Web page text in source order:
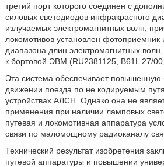
третий порт которого соединен с
силовых светодиодов инфракрасного
излучаемых электромагнитных волн,
локомотивов установлен фотоприемник
диапазона длин электромагнитных
к бортовой ЭВМ (RU2381125, B61L 27/
Эта система обеспечивает повышенную
движении поезда по не кодируемым
устройствах АЛСН. Однако она не
применения при наличии ламповых
путевая и локомотивная аппаратура
связи по маломощному радиоканалу
Технический результат изобретения
путевой аппаратуры и повышении